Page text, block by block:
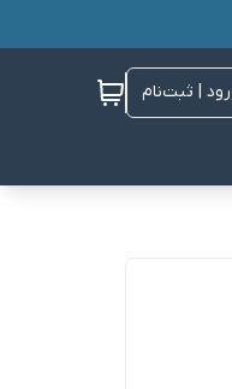
| ثبت‌نام